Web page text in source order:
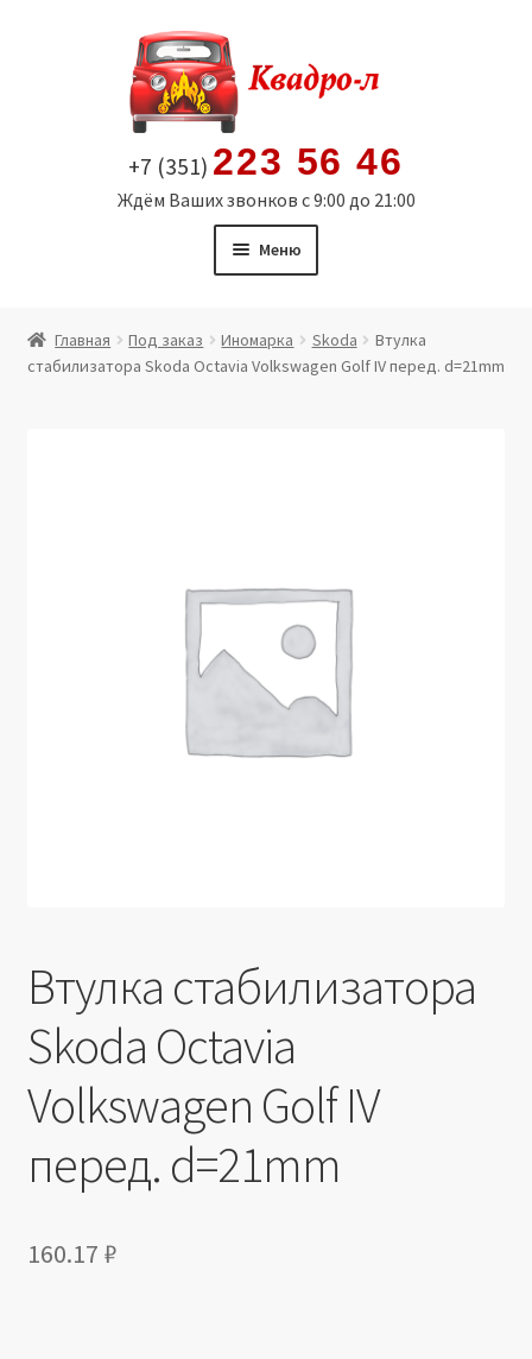
содержимому
+7 (351) 223 56 46
Ждём Ваших звонков с 9:00 до 21:00
Меню
Витрина
Юридические данные
Главная Под заказ Иномарка Skoda
Втулка
стабилизатора Skoda Octavia Volkswagen Golf IV перед. d=21mm
Втулка стабилизатора
Skoda Octavia
Volkswagen Golf IV
перед. d=21mm
160.17 ₽